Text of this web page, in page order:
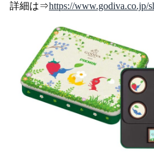
詳細は⇒https://www.godiva.co.jp/